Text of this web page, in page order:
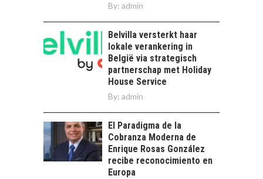
By: admin
Belvilla versterkt haar
lokale verankering in
België via strategisch
partnerschap met Holiday
House Service
By: admin
El Paradigma de la
Cobranza Moderna de
Enrique Rosas González
recibe reconocimiento en
Europa